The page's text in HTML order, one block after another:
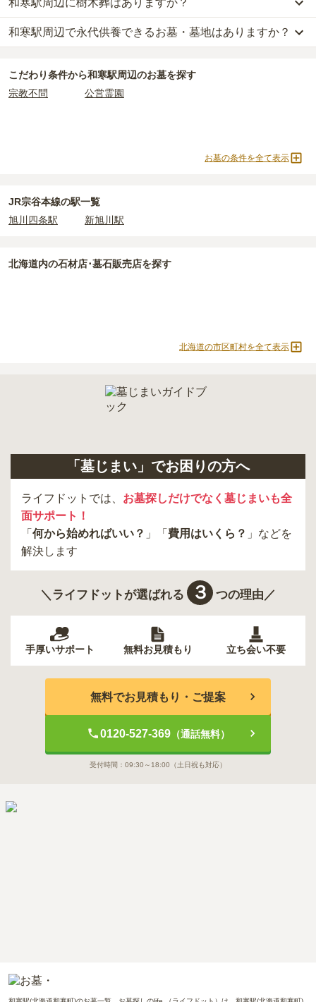
和寒駅周辺には、北海道が運営する公営の霊園が
和寒町営 中和墓地と和寒町営 松岡墓地がそれにあたります。
公営霊園は民営の霊園と異なり、契約にあたって応募資格が設けら
主な条件として、遺骨がすでにある、該当の市区町村に一定年数以
上住んでいるなどが挙げられます。
和寒駅周辺に樹木葬はありますか？
和寒駅周辺には、樹木葬の掲載がありません。
自然葬をお考えの場合は、海洋散骨もご検討ください。
和寒駅周辺で永代供養できるお墓・墓地はありますか？
永代供養をお考えの場合は、海洋散骨もご検討ください。
こだわり条件から和寒駅周辺のお墓を探す
宗教不問
公営霊園
お墓の条件を全て表示
JR宗谷本線の駅一覧
旭川四条駅
新旭川駅
北海道内の石材店･墓石販売店を探す
北海道の市区町村を全て表示
「墓じまい」でお困りの方へ
ライフドットでは、 お墓探しだけでなく墓じまいも全
面サポート！
「 何から始めればいい？ 」「 費用はいくら？ 」などを
解決します
＼ライフドットが選ばれる ３ つの理由／
手厚いサポート 無料お見積もり 立ち会い不要
無料でお見積もり・ご提案
0120-527-369（通話無料）
受付時間： 09:30～18:00 （土日祝も対応）